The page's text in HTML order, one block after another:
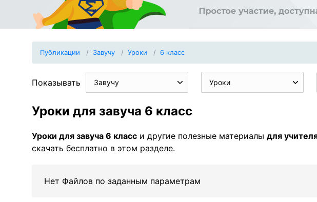
Публикации Завучу Уроки 6 класс
Показывать Завучу Уроки
Уроки для завуча 6 класс
Уроки для завуча 6 класс и другие полезные материалы для
скачать бесплатно в этом разделе.
Нет Файлов по заданным параметрам